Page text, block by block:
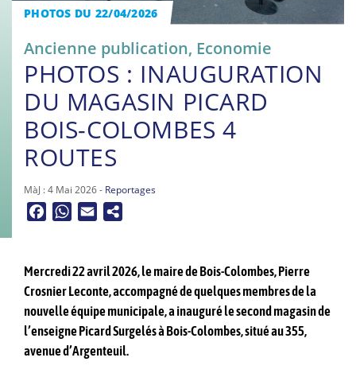
PHOTOS DU 22/04/2026
Ancienne publication, Economie
PHOTOS : INAUGURATION
DU MAGASIN PICARD
BOIS-COLOMBES 4
ROUTES
MàJ : 4 Mai 2026 - Reportages
FacebookWhatsApp
Email
Mercredi 22 avril 2026, le maire de Bois-Colombes, Pierre
Crosnier Leconte, accompagné de quelques membres de la
nouvelle équipe municipale, a inauguré le second magasin de
l’enseigne Picard Surgelés à Bois-Colombes, situé au 355,
avenue d’Argenteuil.